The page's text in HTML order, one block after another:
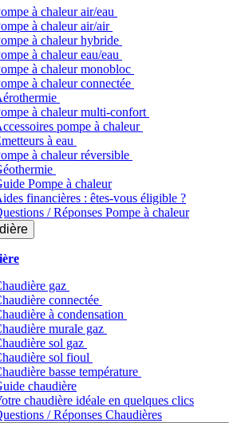
à chaleur air/eau
à chaleur air/air
à chaleur hybride
à chaleur​ eau/eau
à chaleur monobloc
à chaleur connectée
à chaleur multi-confort
pompe à chaleur
à eau
à chaleur réversible
Pompe à chaleur
financières : êtes-vous éligible ?
/ Réponses Pompe à chaleur
gaz
connectée
à condensation
murale gaz
sol gaz
sol fioul
basse température
chaudière
chaudière idéale en quelques clics
/ Réponses Chaudières